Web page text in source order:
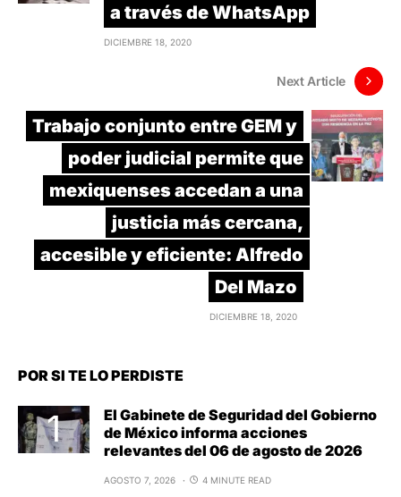
a través de WhatsApp
DICIEMBRE 18, 2020
Next Article
Trabajo conjunto entre GEM y
poder judicial permite que
mexiquenses accedan a una
justicia más cercana,
accesible y eficiente: Alfredo
Del Mazo
DICIEMBRE 18, 2020
POR SI TE LO PERDISTE
El Gabinete de Seguridad del Gobierno
de México informa acciones
relevantes del 06 de agosto de 2026
AGOSTO 7, 2026 4 MINUTE READ